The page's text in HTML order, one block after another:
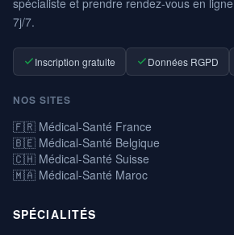
7j/7.
Inscription gratuite Données RGPD
NOS SITES
🇫🇷 Médical-Santé France
🇧🇪 Médical-Santé Belgique
🇨🇭 Médical-Santé Suisse
🇲🇦 Médical-Santé Maroc
SPÉCIALITÉS